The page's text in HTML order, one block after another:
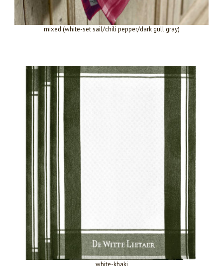
mixed (white-set sail/chili pepper/dark gull gray)
white-khaki